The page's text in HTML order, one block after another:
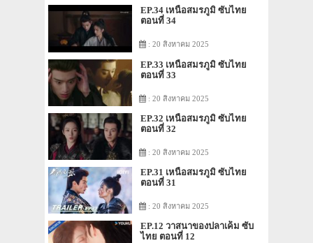
EP.34 เหนือสมรภูมิ ซับไทย
ตอนที่ 34
: 20 สิงหาคม 2025
EP.33 เหนือสมรภูมิ ซับไทย
ตอนที่ 33
: 20 สิงหาคม 2025
EP.32 เหนือสมรภูมิ ซับไทย
ตอนที่ 32
: 20 สิงหาคม 2025
EP.31 เหนือสมรภูมิ ซับไทย
ตอนที่ 31
: 20 สิงหาคม 2025
EP.12 วาสนาของปลาเค็ม ซับ
ไทย ตอนที่ 12